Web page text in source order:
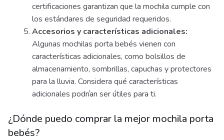
certificaciones garantizan que la mochila cumple con
los estándares de seguridad requeridos.
Accesorios y características adicionales:
Algunas mochilas porta bebés vienen con
características adicionales, como bolsillos de
almacenamiento, sombrillas, capuchas y protectores
para la lluvia. Considera qué características
adicionales podrían ser útiles para ti.
¿Dónde puedo comprar la mejor mochila porta
bebés?